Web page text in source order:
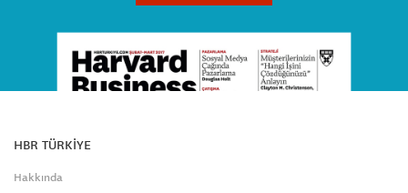
HBR TÜRKİYE
Hakkında